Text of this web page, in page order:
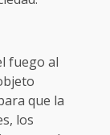
fuego al
que la
los